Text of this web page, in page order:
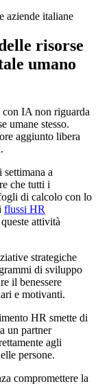
risorse
umano
IA non riguarda
umane stesso.
aggiunto libera
settimana a
che tutti i
di calcolo con lo
flussi HR
attività
strategiche
di sviluppo
il benessere
e motivanti.
HR smette di
un partner
agli
persone.
compromettere la